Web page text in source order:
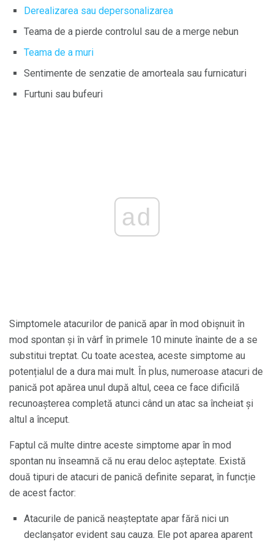
Derealizarea sau depersonalizarea
Teama de a pierde controlul sau de a merge nebun
Teama de a muri
Sentimente de senzatie de amorteala sau furnicaturi
Furtuni sau bufeuri
ad
Simptomele atacurilor de panică apar în mod obișnuit în
mod spontan și în vârf în primele 10 minute înainte de a se
substitui treptat. Cu toate acestea, aceste simptome au
potențialul de a dura mai mult. În plus, numeroase atacuri de
panică pot apărea unul după altul, ceea ce face dificilă
recunoașterea completă atunci când un atac sa încheiat și
altul a început.
Faptul că multe dintre aceste simptome apar în mod
spontan nu înseamnă că nu erau deloc așteptate. Există
două tipuri de atacuri de panică definite separat, în funcție
de acest factor:
Atacurile de panică neașteptate apar fără nici un
declanșator evident sau cauza. Ele pot aparea aparent